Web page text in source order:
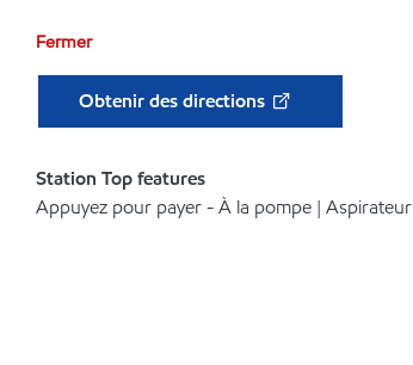
Fermer
Obtenir des directions
Station Top features
Appuyez pour payer - À la pompe | Aspirateur